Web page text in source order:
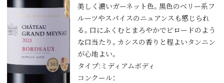
美しく濃いガーネット色。黒色のベリー系フ
ルーツやスパイスのニュアンスも感じられ
る。口にふくむとまろやかでビロードのよう
な口当たり。カシスの香りと程よいタンニン
が心地よい。
タイプ:ミディアムボディ
コンクール：